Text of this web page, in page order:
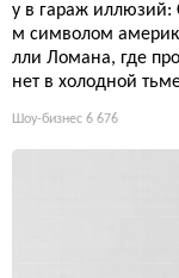
у в гараж иллюзий:
м символом
лли Ломана, где
нет в холодной
Шоу-бизнес 6 676